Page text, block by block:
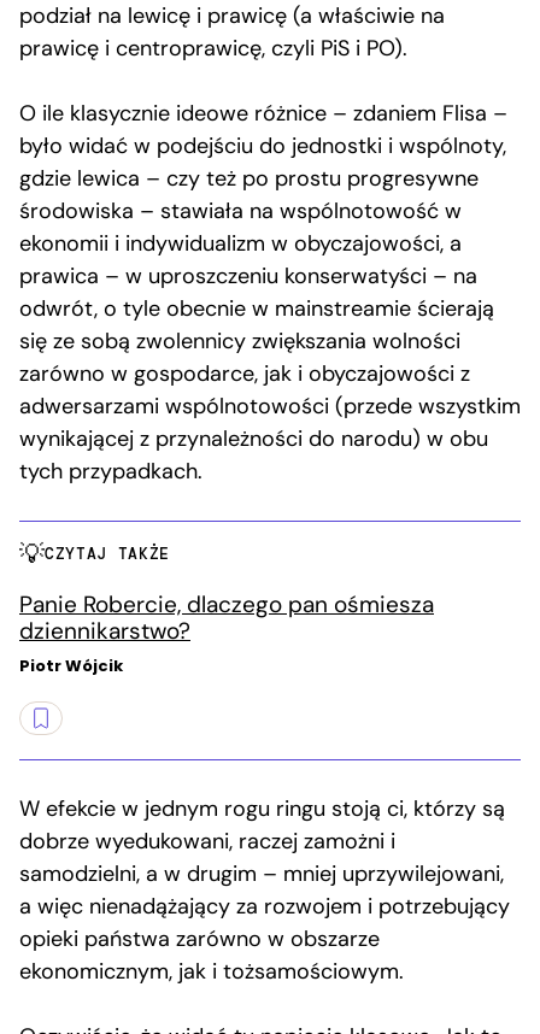
podział na lewicę i prawicę (a właściwie na
prawicę i centroprawicę, czyli PiS i PO).
O ile klasycznie ideowe różnice – zdaniem Flisa –
było widać w podejściu do jednostki i wspólnoty,
gdzie lewica – czy też po prostu progresywne
środowiska – stawiała na wspólnotowość w
ekonomii i indywidualizm w obyczajowości, a
prawica – w uproszczeniu konserwatyści – na
odwrót, o tyle obecnie w mainstreamie ścierają
się ze sobą zwolennicy zwiększania wolności
zarówno w gospodarce, jak i obyczajowości z
adwersarzami wspólnotowości (przede wszystkim
wynikającej z przynależności do narodu) w obu
tych przypadkach.
CZYTAJ TAKŻE
Panie Robercie, dlaczego pan ośmiesza
dziennikarstwo?
Piotr Wójcik
W efekcie w jednym rogu ringu stoją ci, którzy są
dobrze wyedukowani, raczej zamożni i
samodzielni, a w drugim – mniej uprzywilejowani,
a więc nienadążający za rozwojem i potrzebujący
opieki państwa zarówno w obszarze
ekonomicznym, jak i tożsamościowym.